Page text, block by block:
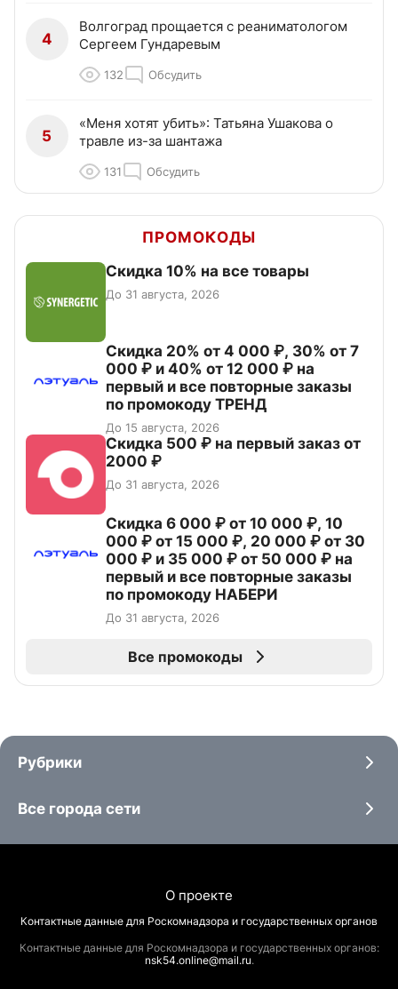
4
Волгоград прощается с реаниматологом
Сергеем Гундаревым
132 Обсудить
5
«Меня хотят убить»: Татьяна Ушакова о
травле из-за шантажа
131 Обсудить
ПРОМОКОДЫ
Скидка 10% на все товары
До 31 августа, 2026
Скидка 20% от 4 000 ₽, 30% от 7
000 ₽ и 40% от 12 000 ₽ на
первый и все повторные заказы
по промокоду ТРЕНД
До 15 августа, 2026
Скидка 500 ₽ на первый заказ от
2000 ₽
До 31 августа, 2026
Скидка 6 000 ₽ от 10 000 ₽, 10
000 ₽ от 15 000 ₽, 20 000 ₽ от 30
000 ₽ и 35 000 ₽ от 50 000 ₽ на
первый и все повторные заказы
по промокоду НАБЕРИ
До 31 августа, 2026
Все промокоды
Рубрики
Все города сети
О проекте
Контактные данные для Роскомнадзора и государственных органов
Контактные данные для Роскомнадзора и государственных органов:
nsk54.online@mail.ru.